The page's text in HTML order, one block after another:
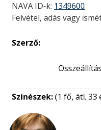
NAVA ID-k: 1349600
Felvétel, adás vagy
Szerző:
Összeállítás
Színészek:(1 fő, átl. 33